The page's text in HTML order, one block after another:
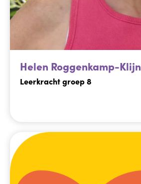
Helen Roggenkamp-Klijn
Leerkracht groep 8